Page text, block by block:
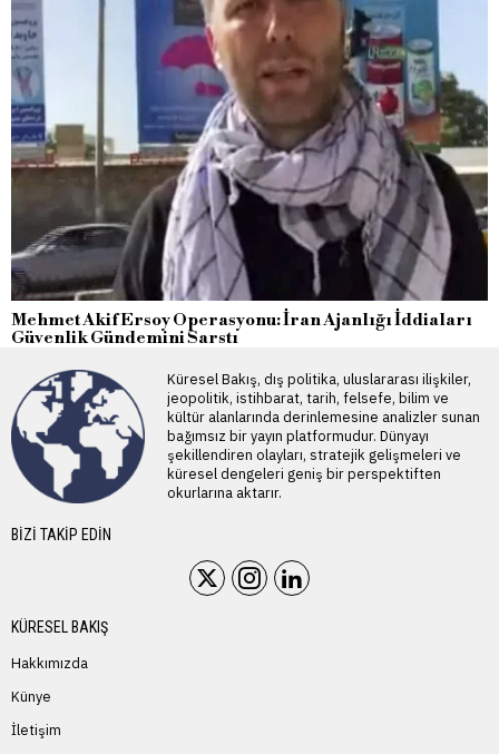
Mehmet Akif Ersoy Operasyonu: İran Ajanlığı İddiaları
Güvenlik Gündemini Sarstı
Küresel Bakış, dış politika, uluslararası ilişkiler,
jeopolitik, istihbarat, tarih, felsefe, bilim ve
kültür alanlarında derinlemesine analizler sunan
bağımsız bir yayın platformudur. Dünyayı
şekillendiren olayları, stratejik gelişmeleri ve
küresel dengeleri geniş bir perspektiften
okurlarına aktarır.
BIZI TAKIP EDIN
KÜRESEL BAKIŞ
Hakkımızda
Künye
İletişim